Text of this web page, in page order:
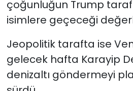
çoğunluğun Trump
isimlere geçeceği
Jeopolitik tarafta ise
gelecek hafta Karayip
denizaltı göndermeyi